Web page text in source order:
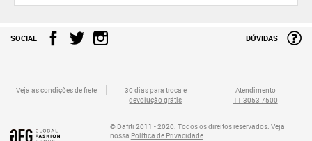
SOCIAL DÚVIDAS
Veja as condições de frete
30 dias para troca e
devolução grátis
Atendimento
11 3053 7500
© Dafiti 2011 - 2020. Todos os direitos reservados. Veja
nossa Política de Privacidade.